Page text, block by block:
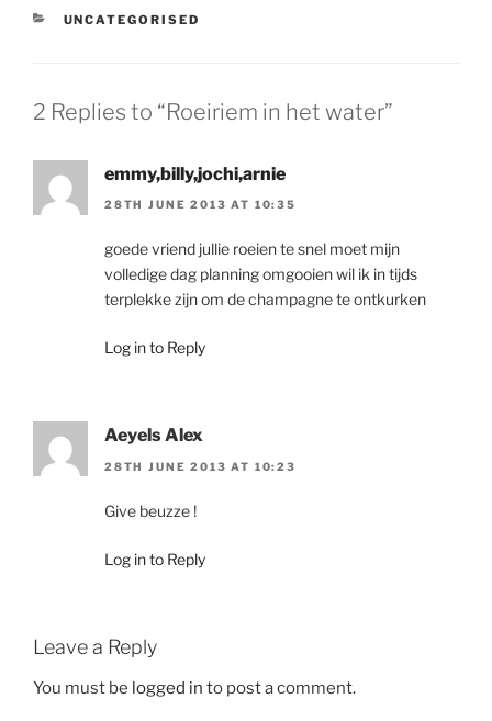
CATEGORIES
UNCATEGORISED
2 Replies to “Roeiriem in het water”
emmy,billy,jochi,arnie
28TH JUNE 2013 AT 10:35
goede vriend jullie roeien te snel moet mijn
volledige dag planning omgooien wil ik in tijds
terplekke zijn om de champagne te ontkurken
Log in to Reply
Aeyels Alex
28TH JUNE 2013 AT 10:23
Give beuzze !
Log in to Reply
Leave a Reply
You must be logged in to post a comment.